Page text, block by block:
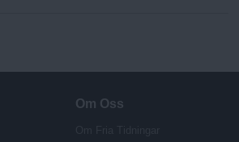
Om Oss